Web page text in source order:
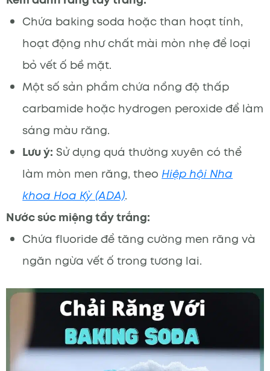
Chứa baking soda hoặc than hoạt tính,
hoạt động như chất mài mòn nhẹ để loại
bỏ vết ố bề mặt.
Một số sản phẩm chứa nồng độ thấp
carbamide hoặc hydrogen peroxide để làm
sáng màu răng.
Lưu ý: Sử dụng quá thường xuyên có thể
làm mòn men răng, theoHiệp hội Nha
khoa Hoa Kỳ (ADA).
Nước súc miệng tẩy trắng:
Chứa fluoride để tăng cường men răng và
ngăn ngừa vết ố trong tương lai.